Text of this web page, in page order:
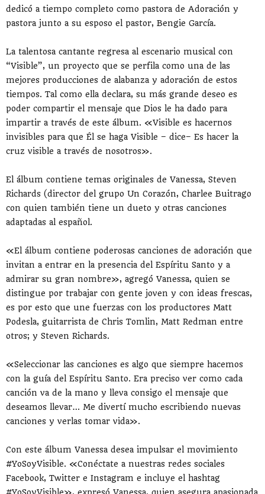
dedicó a tiempo completo como pastora de Adoración y
pastora junto a su esposo el pastor, Bengie García.
La talentosa cantante regresa al escenario musical con
“Visible”, un proyecto que se perfila como una de las
mejores producciones de alabanza y adoración de estos
tiempos. Tal como ella declara, su más grande deseo es
poder compartir el mensaje que Dios le ha dado para
impartir a través de este álbum. «Visible es hacernos
invisibles para que Él se haga Visible – dice– Es hacer la
cruz visible a través de nosotros».
El álbum contiene temas originales de Vanessa, Steven
Richards (director del grupo Un Corazón, Charlee Buitrago
con quien también tiene un dueto y otras canciones
adaptadas al español.
«El álbum contiene poderosas canciones de adoración que
invitan a entrar en la presencia del Espíritu Santo y a
admirar su gran nombre», agregó Vanessa, quien se
distingue por trabajar con gente joven y con ideas frescas,
es por esto que une fuerzas con los productores Matt
Podesla, guitarrista de Chris Tomlin, Matt Redman entre
otros; y Steven Richards.
«Seleccionar las canciones es algo que siempre hacemos
con la guía del Espíritu Santo. Era preciso ver como cada
canción va de la mano y lleva consigo el mensaje que
deseamos llevar… Me divertí mucho escribiendo nuevas
canciones y verlas tomar vida».
Con este álbum Vanessa desea impulsar el movimiento
#YoSoyVisible. «Conéctate a nuestras redes sociales
Facebook, Twitter e Instagram e incluye el hashtag